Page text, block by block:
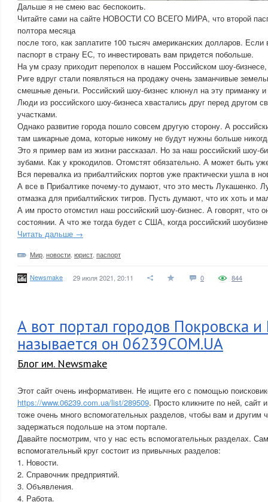
Дальше я не смею вас беспокоить.
Читайте сами на сайте НОВОСТИ СО ВСЕГО МИРА, что второй
полтора месяца
после того, как заплатите 100 тысяч американских долларов.
паспорт в страну ЕС, то инвестировать вам придется побольше.
На ум сразу приходит переполох в нашем Российском шоу-
Риге вдруг стали появляться на продажу очень заманчивые
смешные деньги. Российский шоу-бизнес клюнул на эту приманку и
Люди из российского шоу-бизнеса хвастались друг перед другом
участками.
Однако развитие города пошло совсем другую сторону. А
там шикарные дома, которые никому не будут нужны больше
Это я пример вам из жизни рассказал. Но за наш российский шоу-
зубами. Как у крокодилов. Отомстят обязательно. А может быть
Вся перевалка из прибалтийских портов уже практически ушла в
А все в Прибалтике почему-то думают, что это месть Лукашенко.
отмазка для прибалтийских тигров. Пусть думают, что их хоть и
А им просто отомстил наш российский шоу-бизнес. А говорят, что
состоянии. А что же тогда будет с США, когда российский
Читать дальше →
Мир новости юрист паспорт
Newsmake 29 июля 2021, 20:11 0 844
А вот портал городов Покровска
называется он 06239COM.UA
Блог им. Newsmake
Этот сайт очень информативен. Не ищите его с помощью
https://www.06239.com.ua/list/289509. Просто кликните по ней, сайт
тоже очень много вспомогательных разделов, чтобы вам и другим
задержаться подольше на этом портале.
Давайте посмотрим, что у нас есть вспомогательных разделах.
вспомогательный круг состоит из привычных разделов:
1. Новости.
2. Справочник предприятий.
3. Объявления.
4. Работа.